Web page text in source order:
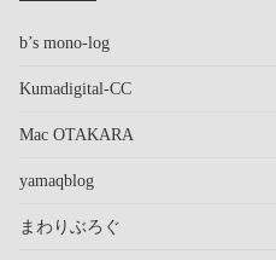
b’s mono-log
Kumadigital-CC
Mac OTAKARA
yamaqblog
まわりぶろぐ